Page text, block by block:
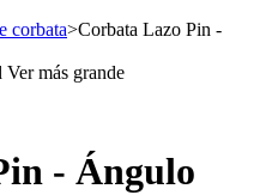
corbata>Corbata Lazo Pin -
Ver más grande
- Ángulo